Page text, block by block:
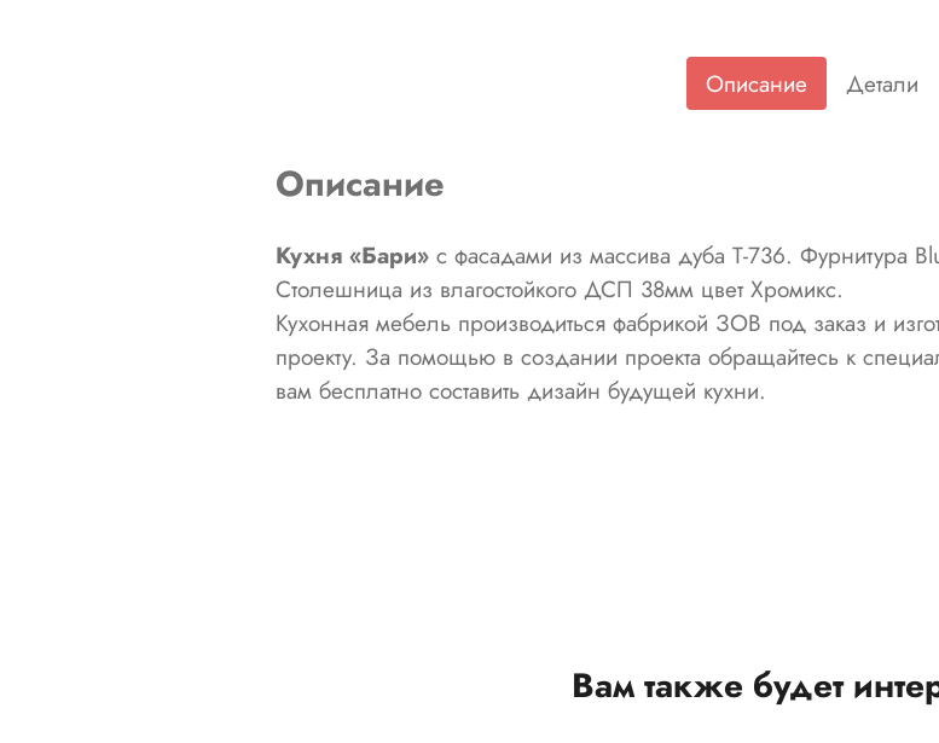
Описание Детали
Описание
Кухня «Бари» с фасадами из массива дуба Т-736. Фурнитура
Столешница из влагостойкого ДСП 38мм цвет Хромикс.
Кухонная мебель производиться фабрикой ЗОВ под заказ и
проекту. За помощью в создании проекта обращайтесь к
вам бесплатно составить дизайн будущей кухни.
Вам также будет